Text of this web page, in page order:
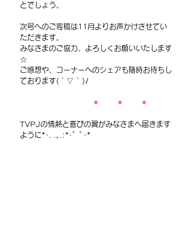
とでしょう。
次号へのご寄稿は11月よりお声かけさせてい
ただきます。
みなさまのご協力、よろしくお願いいたします
☆
ご感想や、コーナーへのシェアも随時お待ちし
ております( ´ ▽ ` )ﾉ
＊　　 ＊　　 ＊
TVPJの情熱と喜びの翼がみなさまへ届きます
ように*･. .｡.:*･゜ﾟ･*